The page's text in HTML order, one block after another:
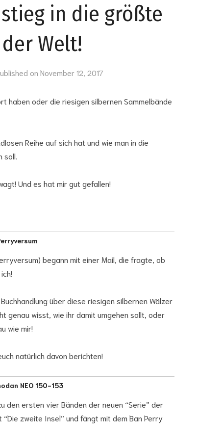
in die größte
Welt!
on November 12, 2017
haben oder die riesigen silbernen Sammelbände
Reihe auf sich hat und wie man in die
Und es hat mir gut gefallen!
begann mit einer Mail, die fragte, ob
über diese riesigen silbernen Wälzer
genau wisst, wie ihr damit umgehen sollt, oder
wie mir!
natürlich davon berichten!
NEO 150-153
den ersten vier Bänden der neuen “Serie” der
zweite Insel” und fängt mit dem Ban Perry